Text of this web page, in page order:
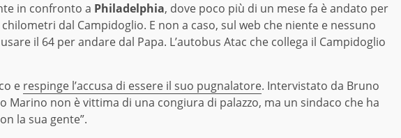
in confronto a Philadelphia, dove poco più di un mese fa è andato per
dal Campidoglio. E non a caso, sul web che niente e nessuno
il 64 per andare dal Papa. L’autobus Atac che collega il Campidoglio
e respinge l’accusa di essere il suo pugnalatore. Intervistato da Bruno
Marino non è vittima di una congiura di palazzo, ma un sindaco che ha
la sua gente”.